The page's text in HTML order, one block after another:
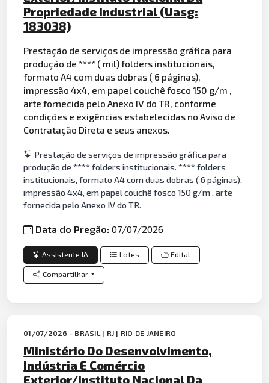
Propriedade Industrial (Uasg:
183038)
Prestação de serviços de impressão gráfica para
produção de **** ( mil) folders institucionais,
formato A4 com duas dobras ( 6 páginas),
impressão 4x4, em papel couchê fosco 150 g/m ,
arte fornecida pelo Anexo IV do TR, conforme
condições e exigências estabelecidas no Aviso de
Contratação Direta e seus anexos.
Prestação de serviços de impressão gráfica para
produção de **** folders institucionais. **** folders
institucionais, formato A4 com duas dobras ( 6 páginas),
impressão 4x4, em papel couchê fosco 150 g/m , arte
fornecida pelo Anexo IV do TR.
Data do Pregão:07/07/2026
Assistente IA Lotes Edital
Compartilhar
01/07/2026 - BRASIL | RJ | RIO DE JANEIRO
Ministério Do Desenvolvimento,
Indústria E Comércio
Exterior/Instituto Nacional Da